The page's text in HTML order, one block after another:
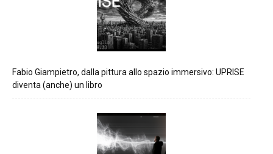
Fabio Giampietro, dalla pittura allo spazio immersivo: UPRISE
diventa (anche) un libro